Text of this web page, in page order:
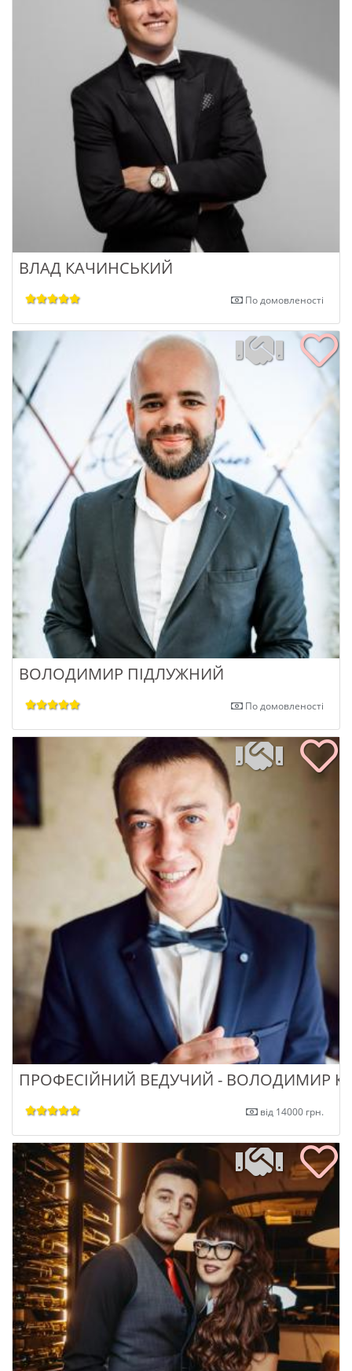
ВЛАД КАЧИНСЬКИЙ
По домовленості
ВОЛОДИМИР ПІДЛУЖНИЙ
По домовленості
ПРОФЕСІЙНИЙ ВЕДУЧИЙ - ВОЛОДИМИР
від 14000 грн.